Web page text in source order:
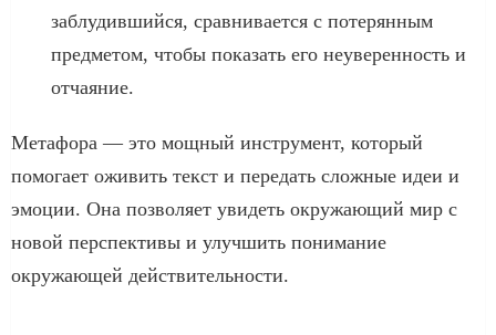
заблудившийся, сравнивается с потерянным
предметом, чтобы показать его неуверенность и
отчаяние.
Метафора — это мощный инструмент, который
помогает оживить текст и передать сложные идеи и
эмоции. Она позволяет увидеть окружающий мир с
новой перспективы и улучшить понимание
окружающей действительности.